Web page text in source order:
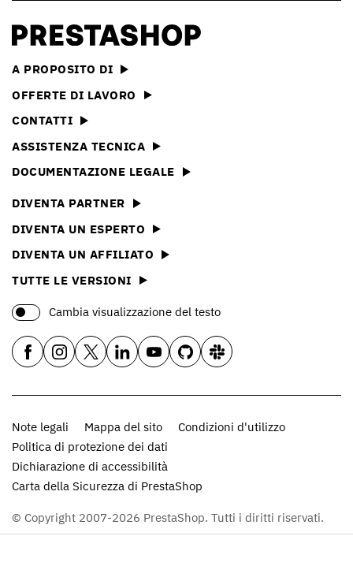
A PROPOSITO DI
OFFERTE DI LAVORO
CONTATTI
ASSISTENZA TECNICA
DOCUMENTAZIONE LEGALE
DIVENTA PARTNER
DIVENTA UN ESPERTO
DIVENTA UN AFFILIATO
TUTTE LE VERSIONI
Cambia visualizzazione del testo
Note legali Mappa del sito
Condizioni d'utilizzo
Politica di protezione dei dati
Dichiarazione di accessibilità
Carta della Sicurezza di PrestaShop
© Copyright 2007-2026 PrestaShop. Tutti i diritti riservati.